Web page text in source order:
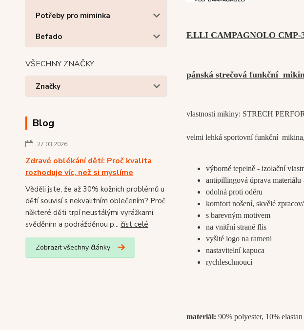
Potřeby pro miminka
Befado
VŠECHNY ZNAČKY
Značky
Blog
27.03.2026
Zdravé oblékání dětí: Proč kvalita
rozhoduje víc, než si myslíme
Věděli jste, že až 30% kožních problémů u
dětí souvisí s nekvalitním oblečením? Proč
některé děti trpí neustálými vyrážkami,
svěděním a podrážděnou p... číst celé
Zobrazit všechny články
F.LLI CAMPAGNOLO CMP-
pánská strečová funkční
vlastnosti mikiny: STRECH
velmi lehká sportovní funkční
výborné tepelně - izolační
antipillingová úprava
odolná proti oděru
komfort nošení, skvělé
s barevným motivem
na vnitřní straně flís
vyšité logo na rameni
nastavitelní kapuca
rychleschnoucí
materiál: 90% polyester, 10% elastan